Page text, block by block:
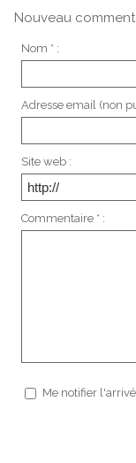
Nouveau
Nom * :
Adresse email (non
Site web :
Commentaire * :
Me notifier